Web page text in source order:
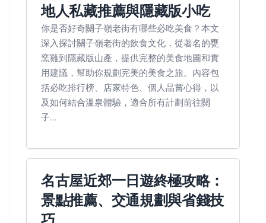
地人私藏推薦與隱藏版小吃
你是否好奇關子嶺老街有哪些必吃美食？本文
深入探討關子嶺老街的飲食文化，從著名的甕
窯雞到隱藏版山產，提供完整的美食地圖和實
用建議，幫助你規劃完美的美食之旅。內容包
括必吃排行榜、店家特色、個人品嘗心得，以
及如何結合溫泉體驗，適合所有計劃前往關
子...
名古屋近郊一日遊終極攻略：
景點推薦、交通規劃與省錢技
巧